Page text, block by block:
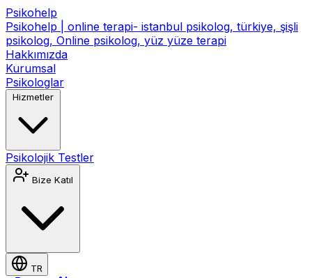
Psikohelp
Psikohelp | online terapi- istanbul psikolog, türkiye, şişli
psikolog, Online psikolog, yüz yüze terapi
Hakkımızda
Kurumsal
Psikologlar
Hizmetler
Psikolojik Testler
Bize Katıl
TR